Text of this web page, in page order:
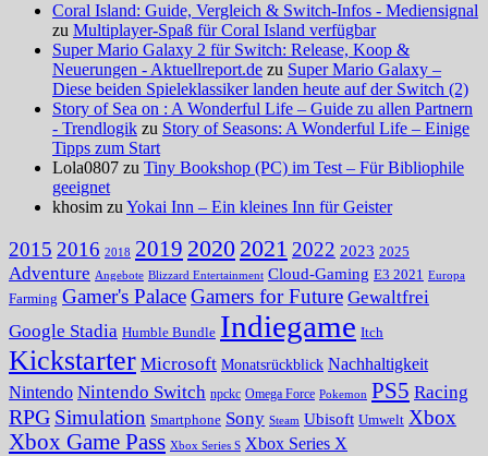
Coral Island: Guide, Vergleich & Switch-Infos - Mediensignal
zu Multiplayer-Spaß für Coral Island verfügbar
Super Mario Galaxy 2 für Switch: Release, Koop &
Neuerungen - Aktuellreport.de zu Super Mario Galaxy –
Diese beiden Spieleklassiker landen heute auf der Switch (2)
Story of Sea on : A Wonderful Life – Guide zu allen Partnern
- Trendlogik zu Story of Seasons: A Wonderful Life – Einige
Tipps zum Start
Lola0807 zu Tiny Bookshop (PC) im Test – Für Bibliophile
geeignet
khosim zu Yokai Inn – Ein kleines Inn für Geister
2015 2016 2018 2019 2020 2021 2022 2023 2025
Adventure Angebote Blizzard Entertainment Cloud-Gaming E3 2021 Europa
Farming Gamer's PalaceGamers for Future Gewaltfrei
Google Stadia Humble Bundle Indiegame Itch
Kickstarter Microsoft Monatsrückblick Nachhaltigkeit
Nintendo Nintendo Switch npckc Omega Force Pokemon PS5 Racing
RPG Simulation Smartphone Sony Steam Ubisoft Umwelt Xbox
Xbox Game Pass Xbox Series S Xbox Series X